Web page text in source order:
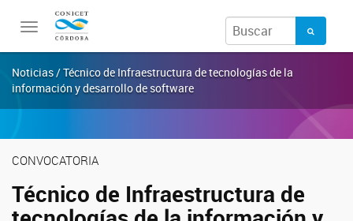
Toggle
navigation
Noticias / Técnico de Infraestructura de tecnologías de la
información y desarrollo de software
CONVOCATORIA
Técnico de Infraestructura de